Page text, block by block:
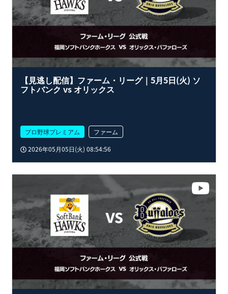
【見逃し配信】ファーム・リーグ｜5月5日(火) ソ
フトバンク vs オリックス
プロ野球プレミアム
ファーム
2026年05月05日(火) 08:54:56